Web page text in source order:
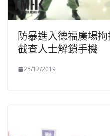
防暴進入德福廣場
截查人士解鎖手機
25/12/2019